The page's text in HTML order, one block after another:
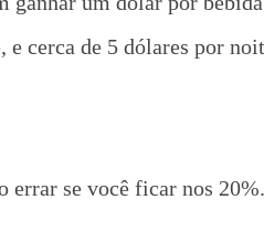
cerca de 5 dólares por
errar se você ficar nos 20%.